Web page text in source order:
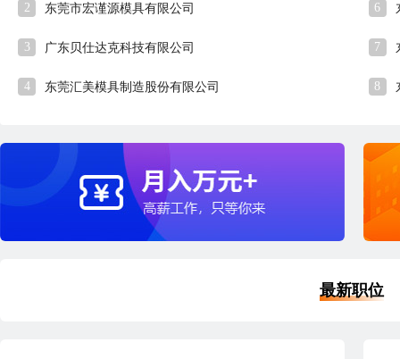
2 东莞市宏谨源模具有限公司
3 广东贝仕达克科技有限公司
4 东莞汇美模具制造股份有限公司
6
7
8
最新职位